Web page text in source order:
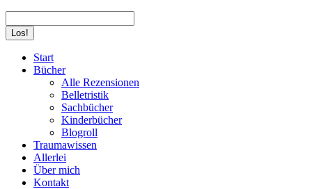
page
opens
page
opens
Start
Bücher
Alle Rezensionen
Belletristik
Sachbücher
Kinderbücher
Blogroll
Traumawissen
Allerlei
Über mich
Kontakt